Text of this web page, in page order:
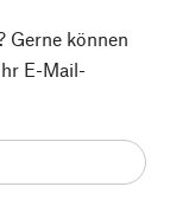
Gerne können
E-Mail-